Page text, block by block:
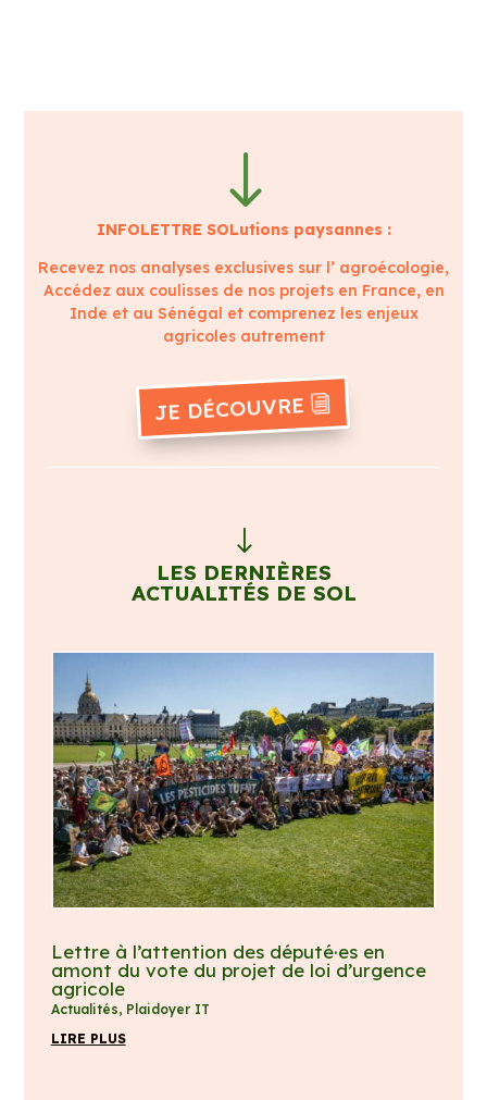
"
INFOLETTRE SOLutions paysannes :
Recevez nos analyses exclusives sur l’ agroécologie,
Accédez aux coulisses de nos projets en France, en
Inde et au Sénégal et comprenez les enjeux
agricoles autrement
JE DÉCOUVRE
"
LES DERNIÈRES
ACTUALITÉS DE SOL
Lettre à l’attention des député·es en
amont du vote du projet de loi d’urgence
agricole
Actualités, Plaidoyer IT
LIRE PLUS